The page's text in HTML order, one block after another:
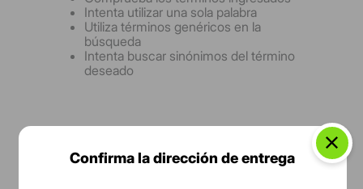
Intenta utilizar una sola palabra
Utiliza términos genéricos en la
búsqueda
Intenta buscar sinónimos del término
deseado
Confirma la dirección de entrega